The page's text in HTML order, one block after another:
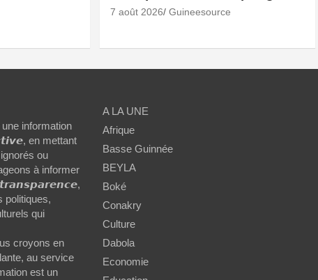
7 août 2026 Guineesource
information
en mettant
ou
à informer
𝙩𝙧𝙖𝙣𝙨𝙥𝙖𝙧𝙚𝙣𝙘𝙚,
politiques,
qui
croyons en
au service
est un
A LA UNE
Afrique
Basse Guinnée
BEYLA
Boké
Conakry
Culture
Dabola
Economie